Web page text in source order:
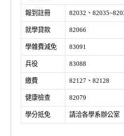
報到註冊 82032、
就學貸款 82066
學雜費減免 83091
兵役 83088
繳費 82127、82128
健康檢查 82079
學分抵免 請洽各學系辦公室